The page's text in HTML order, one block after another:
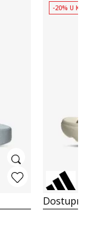
-20% U